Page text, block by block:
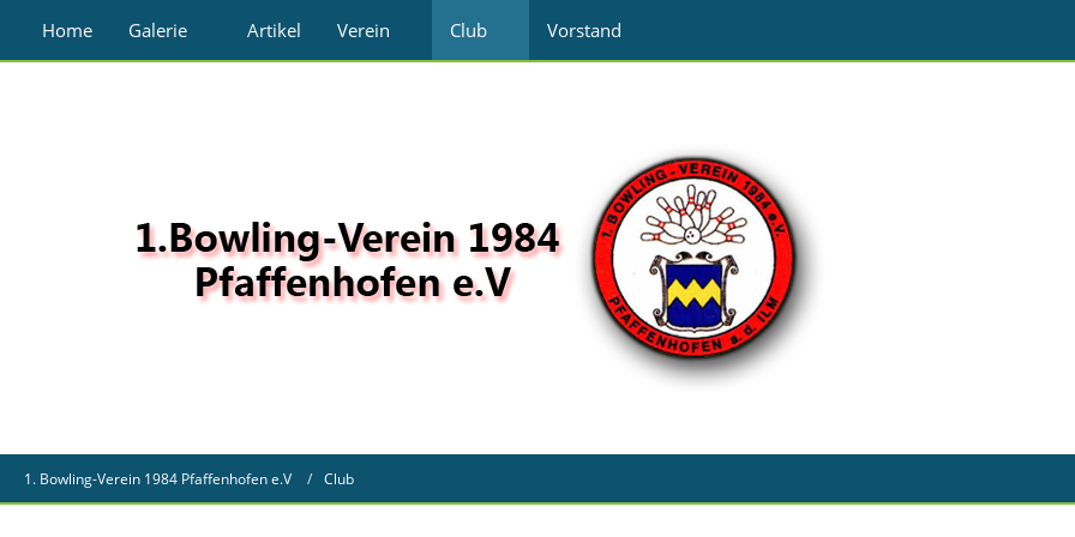
Home Galerie Artikel Verein Club Vorstand
1. Bowling-Verein 1984 Pfaffenhofen e.V Club